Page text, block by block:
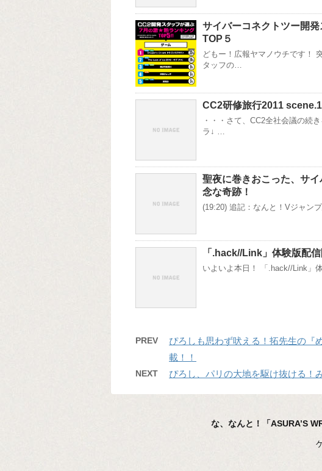
サイバーコネクトツー開
TOP５
どもー！広報ヤマノウチです！
タッフの…
CC2研修旅行2011 scene.1
・・・さて、CC2全社会議の続
ラ↓ …
聖夜に巻きおこった、サ
念な奇跡！
(19:20) 追記：なんと！Vジャン
「.hack//Link」体験版配信
いよいよ本日！ 「.hack//Link」
PREV
ぴろしも思わず吠える！拓先生の『
載！！
NEXT ぴろし、パリの大地を駆け抜ける！
な、なんと！「ASURA’S